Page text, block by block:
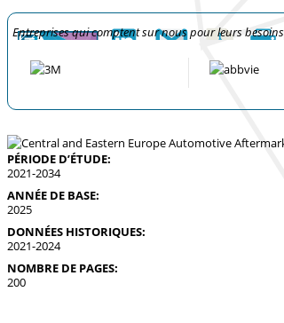
Entreprises qui comptent sur nous pour leurs
PÉRIODE D’ÉTUDE:
2021-2034
ANNÉE DE BASE:
2025
DONNÉES HISTORIQUES:
2021-2024
NOMBRE DE PAGES:
200